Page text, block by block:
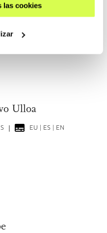
las cookies
Ulloa
EU | ES | EN